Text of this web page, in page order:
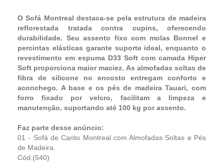
O Sofá Montreal destaca-se pela estrutura de madeira
reflorestada tratada contra cupins, oferecendo
durabilidade. Seu assento fixo com molas Bonnel e
percintas elásticas garante suporte ideal, enquanto o
revestimento em espuma D33 Soft com camada Hiper
Soft proporciona maior maciez. As almofadas soltas de
fibra de silicone no encosto entregam conforto e
aconchego. A base e os pés de madeira Tauari, com
forro fixado por velcro, facilitam a limpeza e
manutenção, suportando até 100 kg por assento.
Faz parte desse anúncio:
01 - Sofá de Canto Montreal com Almofadas Soltas e Pés
de Madeira.
Cód:(540)